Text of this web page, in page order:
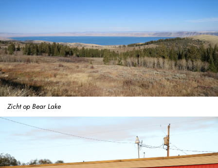
Zicht op Bear Lake